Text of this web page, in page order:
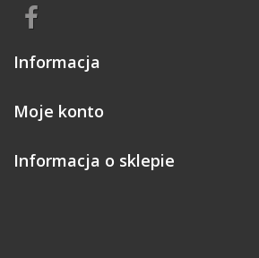
Informacja
Moje konto
Informacja o sklepie